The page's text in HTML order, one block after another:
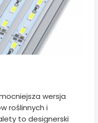
mocniejsza wersja
roślinnych i
to designerski